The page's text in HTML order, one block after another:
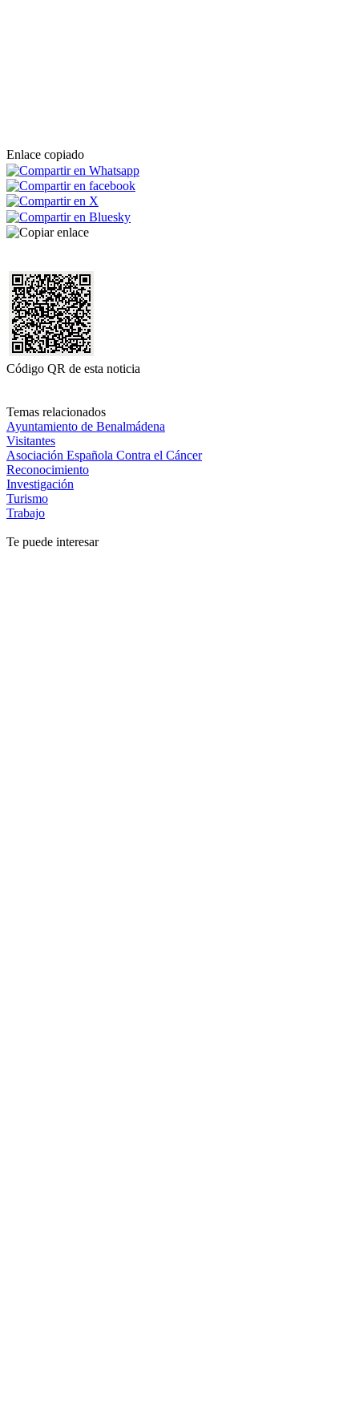
Enlace copiado
Código QR de esta noticia
Temas relacionados
Ayuntamiento de Benalmádena
Visitantes
Asociación Española Contra el Cáncer
Reconocimiento
Investigación
Turismo
Trabajo
Te puede interesar